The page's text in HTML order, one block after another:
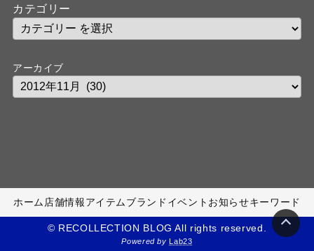
カテゴリー
アーカイブ
ホーム 店舗情報アイテムブランド イベント お知らせキーワード
© RECOLLECTION BLOG All rights reserved.
Powered byLab23